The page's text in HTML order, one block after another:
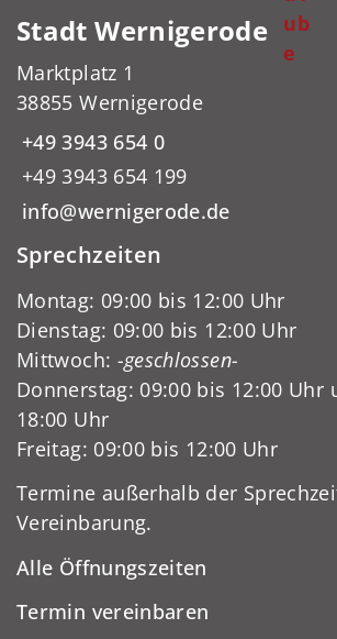
ub
e
Stadt Wernigerode
Marktplatz 1
38855 Wernigerode
+49 3943 654 0
+49 3943 654 199
info@wernigerode.de
Sprechzeiten
Montag: 09:00 bis 12:00 Uhr
Dienstag: 09:00 bis 12:00 Uhr
Mittwoch: -geschlossen-
Donnerstag: 09:00 bis 12:00 Uhr
18:00 Uhr
Freitag: 09:00 bis 12:00 Uhr
Termine außerhalb der
Vereinbarung.
Alle Öffnungszeiten
Termin vereinbaren